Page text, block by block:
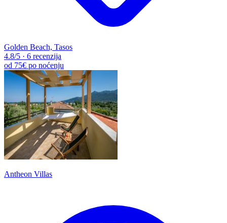
Golden Beach, Tasos
4.8/5 · 6 recenzija
od 75€ po noćenju
Antheon Villas